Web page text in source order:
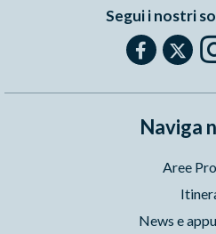
Segui i nostri
Naviga
Aree
News e